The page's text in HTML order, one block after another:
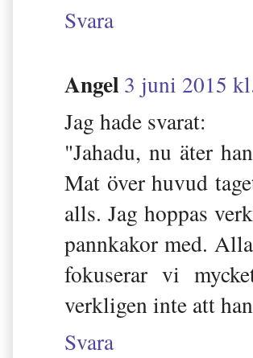
Svara
Angel 3 juni 2015
Jag hade svarat:
"Jahadu, nu äter
Mat över huvud
alls. Jag hoppas
pannkakor med.
fokuserar vi
verkligen inte att
Svara